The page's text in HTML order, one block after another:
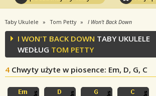
Taby Ukulele Tom Petty I Won't Back Down
I WON'T BACK DOWN TABY UKULELE
WEDŁUG TOM PETTY
4 Chwyty użyte w piosence: Em, D, G, C